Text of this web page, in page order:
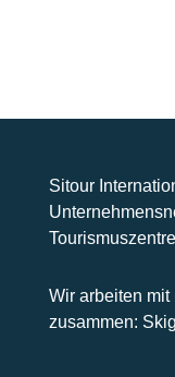
Sitour
Wir arbeiten mit
zusammen: